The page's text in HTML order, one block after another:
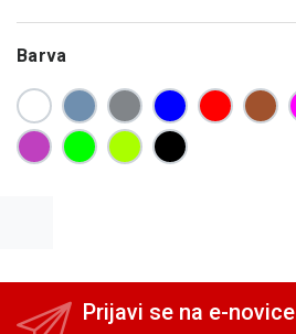
Barva
Prijavi se na e-novice